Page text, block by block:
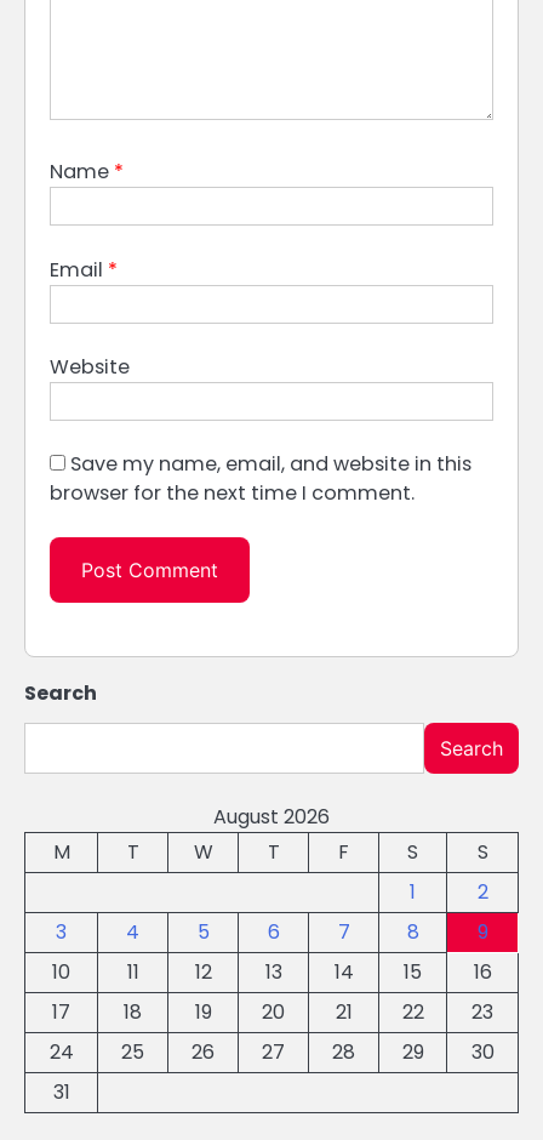
Name *
Email *
Website
Save my name, email, and website in this
browser for the next time I comment.
Search
Search
August 2026
M
T W T F S
S
1
2
3
4 5 6 7 8
9
10
11 12 13 14 15
16
17
18 19 20 21 22
23
24
25 26 27 28 29
30
31